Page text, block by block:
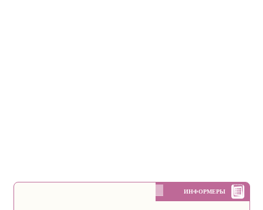
ИНФОРМЕРЫ